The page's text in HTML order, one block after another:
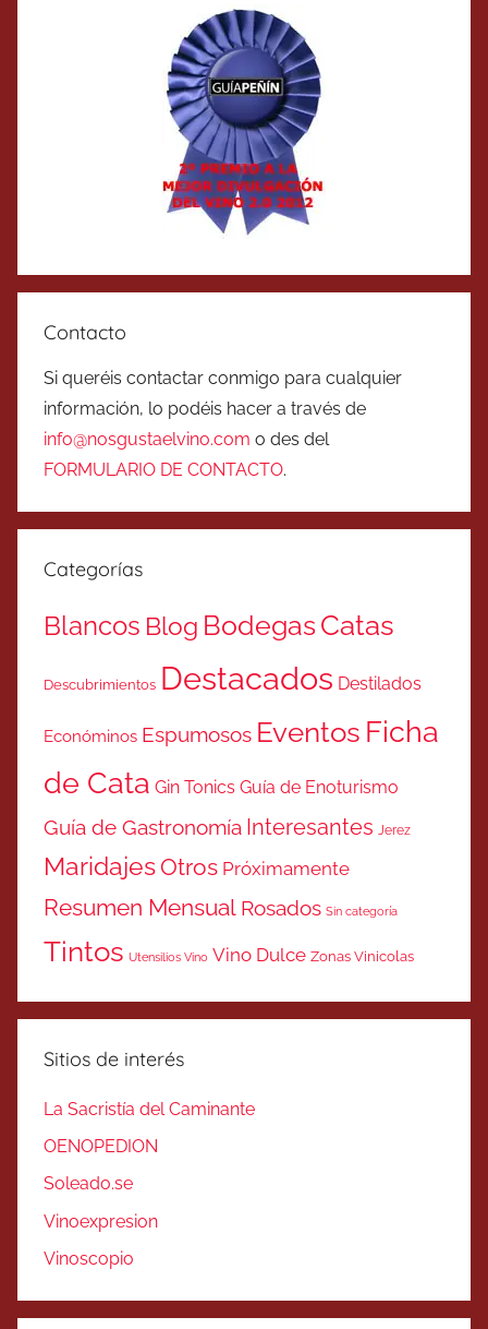
Contacto
Si queréis contactar conmigo para cualquier
información, lo podéis hacer a través de
info@nosgustaelvino.com o des del
FORMULARIO DE CONTACTO.
Categorías
Blancos Blog BodegasCatas
Descubrimientos Destacados Destilados
Económinos Espumosos Eventos Ficha
de Cata Gin Tonics Guía de Enoturismo
Guía de Gastronomía Interesantes Jerez
MaridajesOtros Próximamente
Resumen Mensual Rosados Sin categoría
Tintos Utensilios Vino Vino Dulce Zonas Vinicolas
Sitios de interés
La Sacristía del Caminante
OENOPEDION
Soleado.se
Vinoexpresion
Vinoscopio